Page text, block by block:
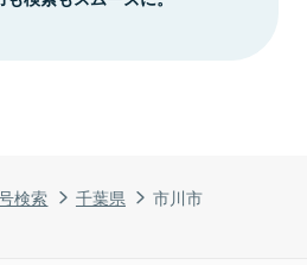
検索 千葉県 市川市